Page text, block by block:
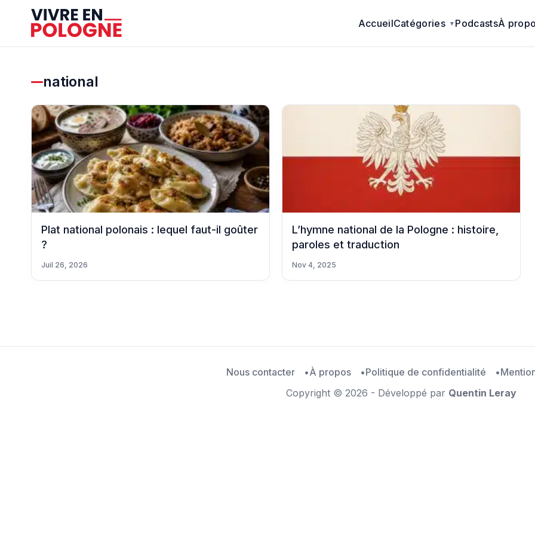
AccueilCatégories PodcastsÀ
national
Plat national polonais : lequel faut-il goûter
?
Juil 26, 2026
L’hymne national de la Pologne : histoire,
paroles et traduction
Nov 4, 2025
Nous contacter À propos Politique de confidentialité
Copyright © 2026 - Développé par Quentin Leray